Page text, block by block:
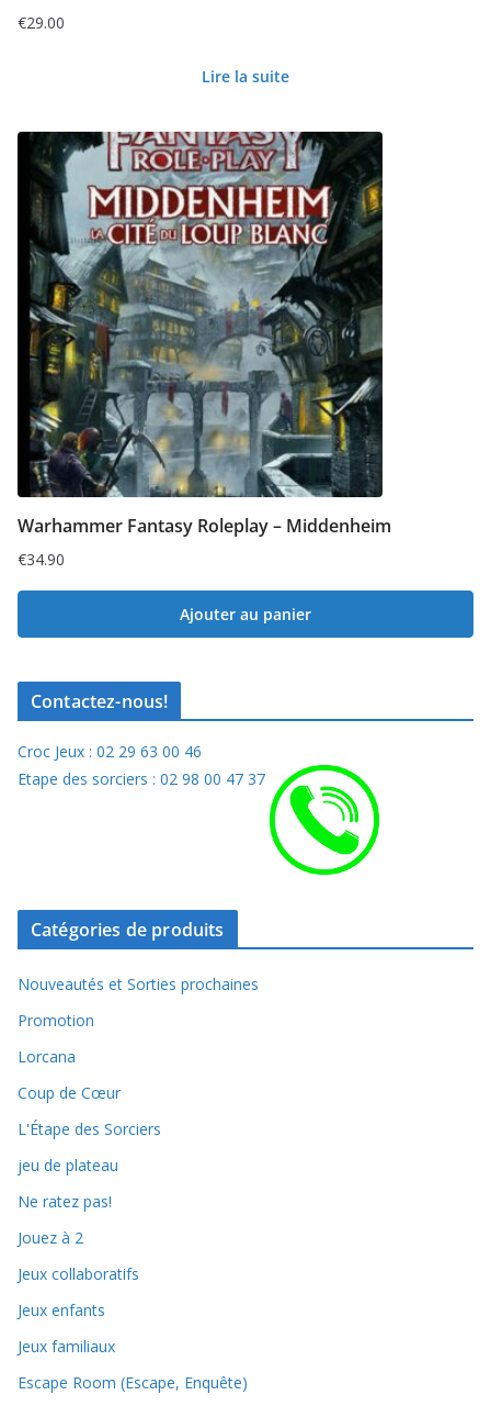
€29.00
Lire la suite
Warhammer Fantasy Roleplay – Middenheim
€34.90
Ajouter au panier
Contactez-nous!
Croc Jeux : 02 29 63 00 46
Etape des sorciers : 02 98 00 47 37
Catégories de produits
Nouveautés et Sorties prochaines
Promotion
Lorcana
Coup de Cœur
L'Étape des Sorciers
jeu de plateau
Ne ratez pas!
Jouez à 2
Jeux collaboratifs
Jeux enfants
Jeux familiaux
Escape Room (Escape, Enquête)